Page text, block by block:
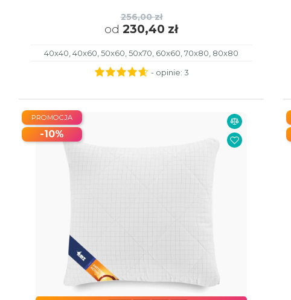
256,00 zł
od 230,40 zł
40x40, 40x60, 50x60, 50x70, 60x60, 70x80, 80x80
- opinie: 3
PROMOCJA
-10%